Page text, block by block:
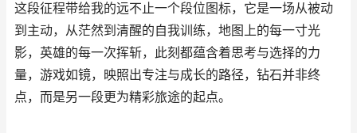
这段征程带给我的远不止一个段位图标，它是一场从被动
到主动，从茫然到清醒的自我训练，地图上的每一寸光
影，英雄的每一次挥斩，此刻都蕴含着思考与选择的力
量，游戏如镜，映照出专注与成长的路径，钻石并非终
点，而是另一段更为精彩旅途的起点。